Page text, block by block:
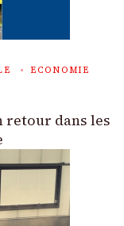
ECONOMIE
dans les